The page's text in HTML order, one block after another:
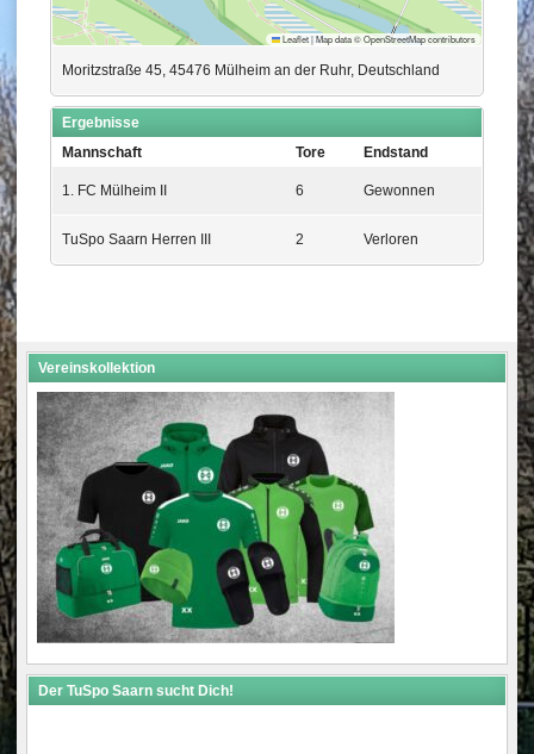
Leaflet|Map data ©OpenStreetMapcontributors
Moritzstraße 45, 45476 Mülheim an der Ruhr, Deutschland
Ergebnisse
Mannschaft
Tore Endstand
1. FC Mülheim II 6 Gewonnen
TuSpo Saarn Herren III 2 Verloren
Vereinskollektion
Der TuSpo Saarn sucht Dich!